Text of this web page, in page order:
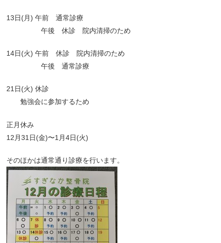
13日(月) 午前 通常診療
午後 休診 院内清掃のため
14日(火) 午前 休診 院内清掃のため
午後 通常診療
21日(火) 休診
勉強会に参加するため
正月休み
12月31日(金)〜1月4日(火)
そのほかは通常通り診療を行います。